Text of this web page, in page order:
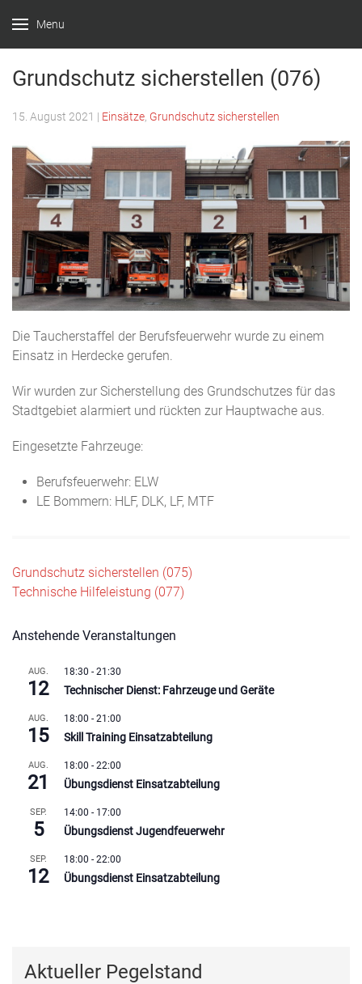
Menu
Witten –
Löscheinheit
Bommern
Grundschutz sicherstellen (076)
15. August 2021 | Einsätze Grundschutz sicherstellen
Die Taucherstaffel der Berufsfeuerwehr wurde zu einem
Einsatz in Herdecke gerufen.
Wir wurden zur Sicherstellung des Grundschutzes für das
Stadtgebiet alarmiert und rückten zur Hauptwache aus.
Eingesetzte Fahrzeuge:
Berufsfeuerwehr: ELW
LE Bommern: HLF, DLK, LF, MTF
Beitragsnavigation
Grundschutz sicherstellen (075)
Technische Hilfeleistung (077)
Anstehende Veranstaltungen
AUG.
12
18:30 - 21:30
Technischer Dienst: Fahrzeuge und Geräte
AUG.
15
18:00 - 21:00
Skill Training Einsatzabteilung
AUG.
21
18:00 - 22:00
Übungsdienst Einsatzabteilung
SEP.
5
14:00 - 17:00
Übungsdienst Jugendfeuerwehr
SEP.
12
18:00 - 22:00
Übungsdienst Einsatzabteilung
Aktueller Pegelstand